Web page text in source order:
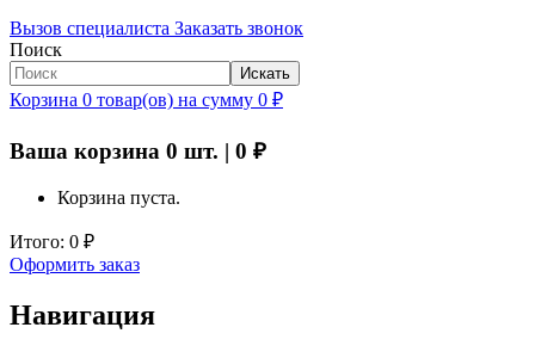
Вызов специалиста Заказать звонок
Поиск
Искать
Корзина 0 товар(ов) на сумму 0 ₽
Ваша корзина 0 шт. | 0 ₽
Корзина пуста.
Итого: 0 ₽
Оформить заказ
Навигация